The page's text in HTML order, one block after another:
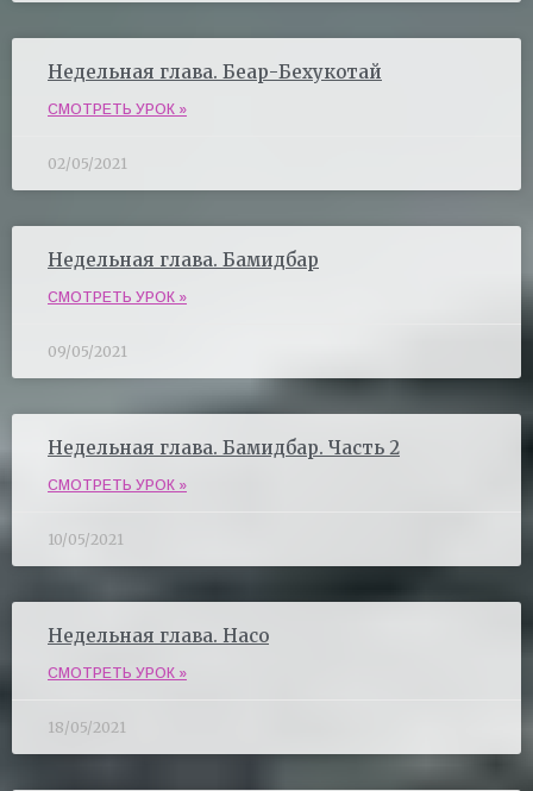
Недельная глава. Беар-Бехукотай
СМОТРЕТЬ УРОК »
02/05/2021
Недельная глава. Бамидбар
СМОТРЕТЬ УРОК »
09/05/2021
Недельная глава. Бамидбар. Часть 2
СМОТРЕТЬ УРОК »
10/05/2021
Недельная глава. Насо
СМОТРЕТЬ УРОК »
18/05/2021